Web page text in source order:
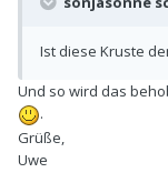
Ist diese Kruste
Und so wird das
.
Grüße,
Uwe